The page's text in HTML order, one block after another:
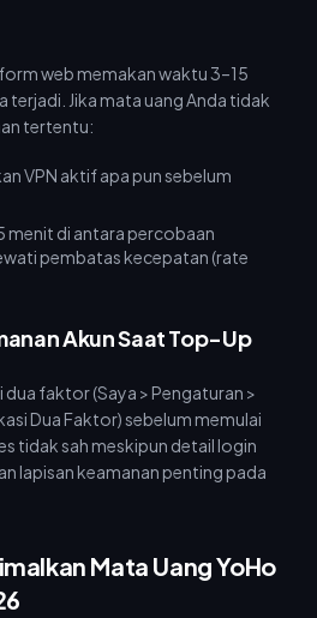
web memakan waktu 3–15
terjadi. Jika mata uang Anda tidak
tertentu:
VPN aktif apa pun sebelum
menit di antara percobaan
pembatas kecepatan (rate
Akun Saat Top-Up
faktor (Saya > Pengaturan >
Dua Faktor) sebelum memulai
tidak sah meskipun detail login
lapisan keamanan penting pada
Mata Uang YoHo